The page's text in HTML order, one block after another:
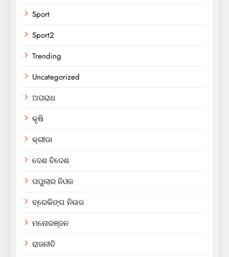
Sport
Sport2
Trending
Uncategorized
ଅପରାଧ
କୃଷି
କ୍ରୀଡା
ଦେଶ ବିଦେଶ
ପପୁଲାର ନିଓଜ
ବ୍ରେକିଙ୍ଗ ନିଉଜ
ମନୋରଞ୍ଜନ
ରାଜନୀତି